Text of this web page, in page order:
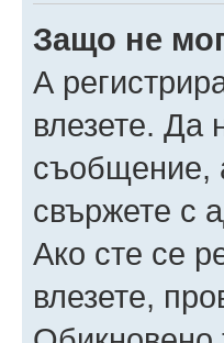
Защо не
А
влезете. Да
съобщение,
свържете с
Ако сте се
влезете,